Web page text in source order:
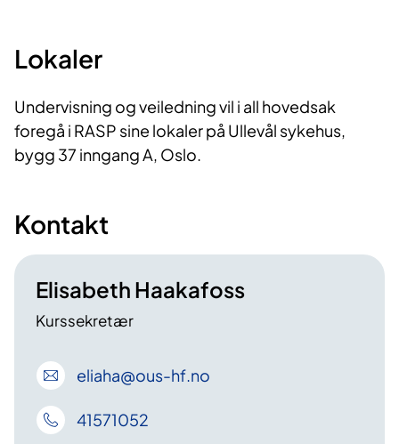
Lokaler
Undervisning og veiledning vil i all hovedsak
foregå i RASP sine lokaler på Ullevål sykehus,
bygg 37 inngang A, Oslo.
Kontakt
Elisabeth Haakafoss
Kurssekretær
eliaha@ous-hf.no
41571052